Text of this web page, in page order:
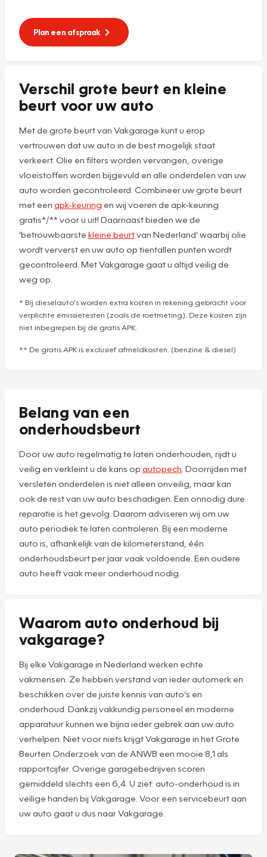
Plan een afspraak
Verschil grote beurt en kleine
beurt voor uw auto
Met de grote beurt van Vakgarage kunt u erop
vertrouwen dat uw auto in de best mogelijk staat
verkeert. Olie en filters worden vervangen, overige
vloeistoffen worden bijgevuld en alle onderdelen van uw
auto worden gecontroleerd. Combineer uw grote beurt
met een apk-keuring en wij voeren de apk-keuring
gratis*/** voor u uit! Daarnaast bieden we de
‘betrouwbaarste kleine beurtvan Nederland’ waarbij olie
wordt ververst en uw auto op tientallen punten wordt
gecontroleerd. Met Vakgarage gaat u altijd veilig de
weg op.
* Bij dieselauto’s worden extra kosten in rekening gebracht voor
verplichte emissietesten (zoals de roetmeting). Deze kosten zijn
niet inbegrepen bij de gratis APK.
** De gratis APK is exclusief afmeldkosten. (benzine & diesel)
Belang van een
onderhoudsbeurt
Door uw auto regelmatig te laten onderhouden, rijdt u
veilig en verkleint u de kans op autopech . Doorrijden met
versleten onderdelen is niet alleen onveilig, maar kan
ook de rest van uw auto beschadigen. Een onnodig dure
reparatie is het gevolg. Daarom adviseren wij om uw
auto periodiek te laten controleren. Bij een moderne
auto is, afhankelijk van de kilometerstand, één
onderhoudsbeurt per jaar vaak voldoende. Een oudere
auto heeft vaak meer onderhoud nodig.
Waarom auto onderhoud bij
vakgarage?
Bij elke Vakgarage in Nederland werken echte
vakmensen. Ze hebben verstand van ieder automerk en
beschikken over de juiste kennis van auto’s en
onderhoud. Dankzij vakkundig personeel en moderne
apparatuur kunnen we bijna ieder gebrek aan uw auto
verhelpen. Niet voor niets krijgt Vakgarage in het Grote
Beurten Onderzoek van de ANWB een mooie 8,1 als
rapportcijfer. Overige garagebedrijven scoren
gemiddeld slechts een 6,4. U ziet: auto-onderhoud is in
veilige handen bij Vakgarage. Voor een servicebeurt aan
uw auto gaat u dus naar Vakgarage.